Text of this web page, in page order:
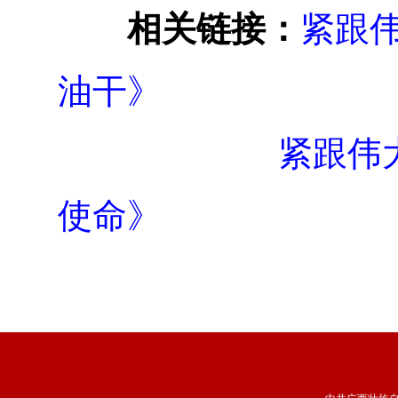
相关链接： 紧跟
油干》
紧跟伟
使命》